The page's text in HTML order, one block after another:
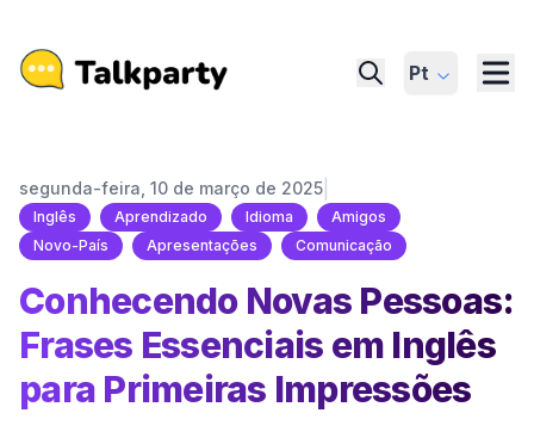
Pt
segunda-feira, 10 de março de 2025
Inglês Aprendizado Idioma
Amigos
Novo-País
Apresentações Comunicação
Conhecendo Novas Pessoas:
Frases Essenciais em Inglês
para Primeiras Impressões